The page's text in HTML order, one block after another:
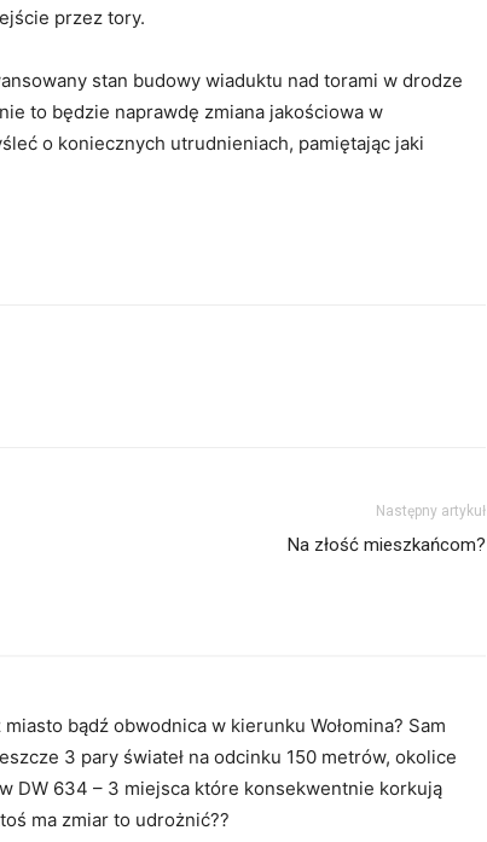
przez tory.
stan budowy wiaduktu nad torami w drodze
to będzie naprawdę zmiana jakościowa w
o koniecznych utrudnieniach, pamiętając jaki
Następny artykuł
Na złość mieszkańcom?
bądź obwodnica w kierunku Wołomina? Sam
3 pary świateł na odcinku 150 metrów, okolice
DW 634 – 3 miejsca które konsekwentnie korkują
ma zmiar to udrożnić??